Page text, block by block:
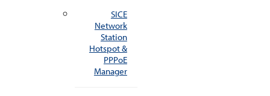
SICE
Network
Station
Hotspot &
PPPoE
Manager